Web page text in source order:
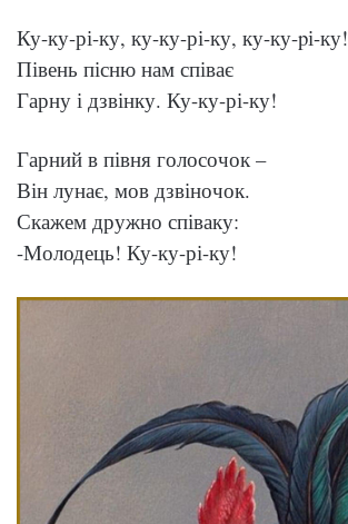
Ку-ку-рі-ку, ку-ку-рі-ку, ку-ку-pі-ку!
Півень пісню нам співає
Гарну і дзвінку. Ку-ку-рі-ку!
Гарний в півня голосочок –
Він лунає, мов дзвіночок.
Скажем дружно співаку:
-Молодець! Ку-ку-рі-ку!